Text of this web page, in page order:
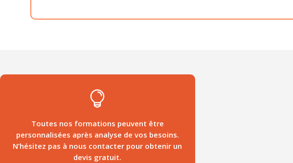

Toutes nos formations peuvent être
personnalisées après analyse de vos besoins.
N’hésitez pas à nous contacter pour obtenir un
devis gratuit.